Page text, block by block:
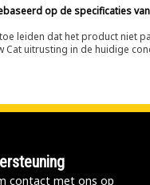
op de specificaties
leiden dat het product niet
uitrusting in de huidige
contact met ons op